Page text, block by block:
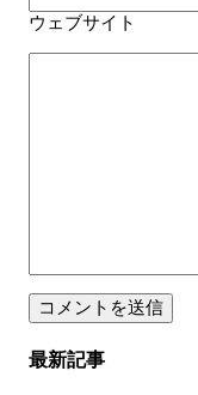
ウェブサイト
最新記事